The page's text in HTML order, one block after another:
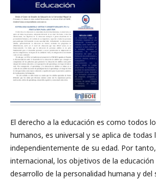
El derecho a la educación es como todos
humanos, es universal y se aplica de todas
independientemente de su edad. Por
internacional, los objetivos de la educación
desarrollo de la personalidad humana y del